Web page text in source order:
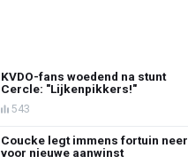
KVDO-fans woedend na stunt
Cercle: "Lijkenpikkers!"
543
Coucke legt immens fortuin neer
voor nieuwe aanwinst